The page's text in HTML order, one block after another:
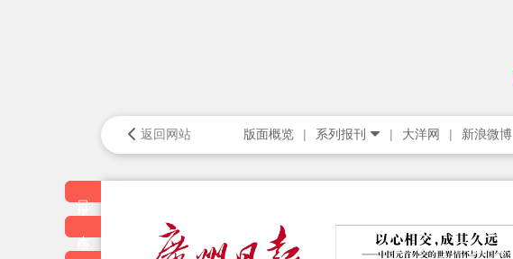
返回网站 版面概览 系列报刊 大洋网 新浪微博